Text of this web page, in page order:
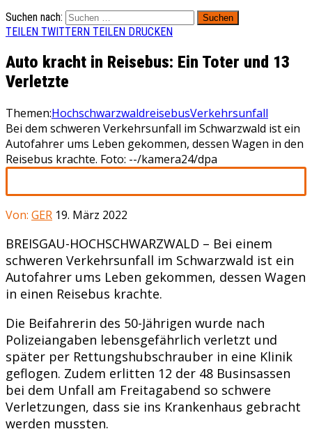
Suchen nach:
TEILEN TWITTERN TEILEN DRUCKEN
Auto kracht in Reisebus: Ein Toter und 13
Verletzte
Themen:HochschwarzwaldreisebusVerkehrsunfall
Bei dem schweren Verkehrsunfall im Schwarzwald ist ein
Autofahrer ums Leben gekommen, dessen Wagen in den
Reisebus krachte. Foto: --/kamera24/dpa
Von: GER 19. März 2022
BREISGAU-HOCHSCHWARZWALD – Bei einem
schweren Verkehrsunfall im Schwarzwald ist ein
Autofahrer ums Leben gekommen, dessen Wagen
in einen Reisebus krachte.
Die Beifahrerin des 50-Jährigen wurde nach
Polizeiangaben lebensgefährlich verletzt und
später per Rettungshubschrauber in eine Klinik
geflogen. Zudem erlitten 12 der 48 Businsassen
bei dem Unfall am Freitagabend so schwere
Verletzungen, dass sie ins Krankenhaus gebracht
werden mussten.